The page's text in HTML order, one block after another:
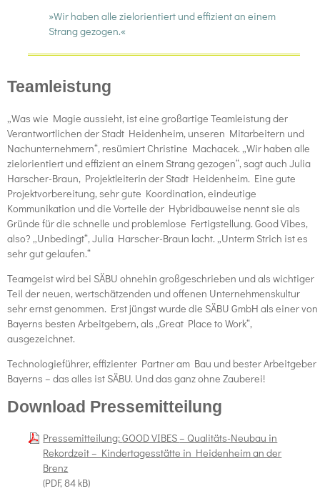
»Wir haben alle zielorientiert und effizient an einem
Strang gezogen.«
Teamleistung
„Was wie Magie aussieht, ist eine großartige Teamleistung der
Verantwortlichen der Stadt Heidenheim, unseren Mitarbeitern und
Nachunternehmern“, resümiert Christine Machacek. „Wir haben alle
zielorientiert und effizient an einem Strang gezogen“, sagt auch Julia
Harscher-Braun, Projektleiterin der Stadt Heidenheim. Eine gute
Projektvorbereitung, sehr gute Koordination, eindeutige
Kommunikation und die Vorteile der Hybridbauweise nennt sie als
Gründe für die schnelle und problemlose Fertigstellung. Good Vibes,
also? „Unbedingt“, Julia Harscher-Braun lacht. „Unterm Strich ist es
sehr gut gelaufen.“
Teamgeist wird bei SÄBU ohnehin großgeschrieben und als wichtiger
Teil der neuen, wertschätzenden und offenen Unternehmenskultur
sehr ernst genommen. Erst jüngst wurde die SÄBU GmbH als einer von
Bayerns besten Arbeitgebern, als „Great Place to Work“,
ausgezeichnet.
Technologieführer, effizienter Partner am Bau und bester Arbeitgeber
Bayerns – das alles ist SÄBU. Und das ganz ohne Zauberei!
Download Pressemitteilung
Pressemitteilung:GOOD VIBES– Qualitäts-Neubau in
Rekordzeit – Kindertagesstätte in Heidenheim an der
Brenz
(PDF, 84 kB)